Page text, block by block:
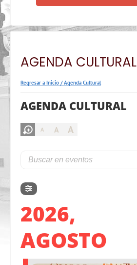
AGENDA CULTURAL
Regresar a Inicio /Agenda Cultural
AGENDA CULTURAL
A A A
2026,
AGOSTO